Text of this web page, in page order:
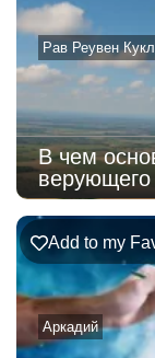
Рав Реувен
В чем
верующего
Аркадий
Add to my